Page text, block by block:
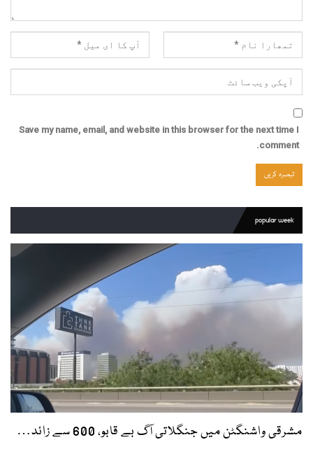
Save my name, email, and website in this browser for the next time I
comment.
popular week
مشرقی واشنگٹن میں جنگلاتی آگ بے قابو، 600 سے زائد…